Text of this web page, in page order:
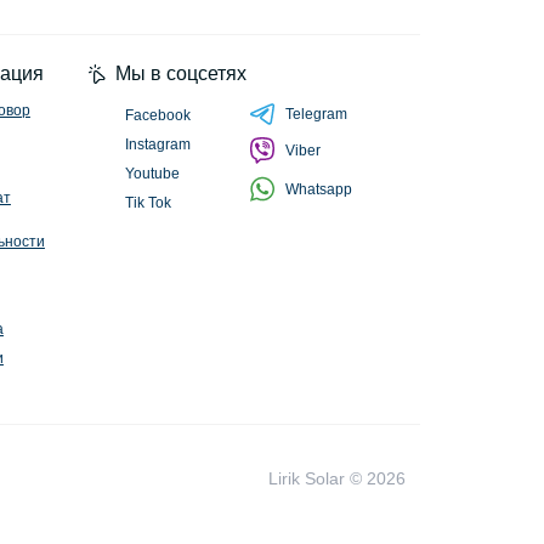
Мы в соцсетях
Facebook
Instagram
Youtube
Tik Tok
Telegram
Viber
Whatsapp
Lirik Solar © 2026